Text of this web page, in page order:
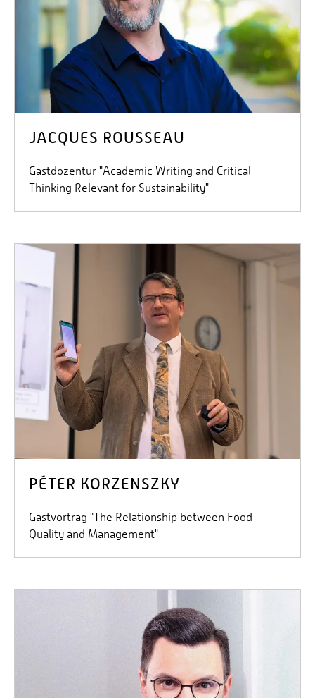
JACQUES ROUSSEAU
Gastdozentur "Academic Writing and Critical
Thinking Relevant for Sustainability"
PÉTER KORZENSZKY
Gastvortrag "The Relationship between Food
Quality and Management"